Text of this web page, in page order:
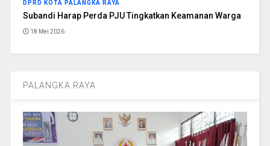
DPRD KOTA PALANGKA RAYA
Subandi Harap Perda PJU Tingkatkan Keamanan Warga
18 Mei 2026
PALANGKA RAYA